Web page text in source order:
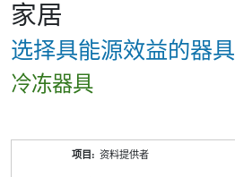
家居
选择具能源效益的器具
冷冻器具
资料提供者